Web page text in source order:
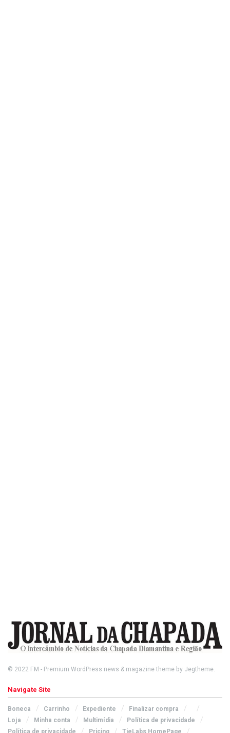
© 2022 FM - Premium WordPress news & magazine theme by Jegtheme.
Navigate Site
Boneca Carrinho Expediente
Finalizar compra
Loja
Minha conta Multimídia
Política de privacidade